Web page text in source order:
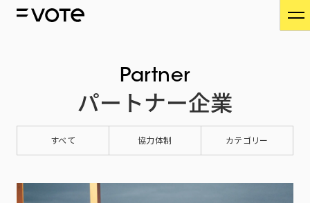
Partner
パートナー企業
すべて 協力体制 カテゴリー